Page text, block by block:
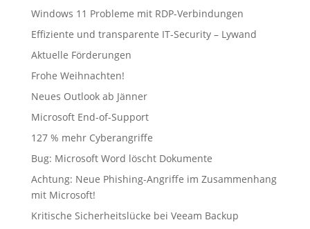
Windows 11 Probleme mit RDP-Verbindungen
Effiziente und transparente IT-Security – Lywand
Aktuelle Förderungen
Frohe Weihnachten!
Neues Outlook ab Jänner
Microsoft End-of-Support
127 % mehr Cyberangriffe
Bug: Microsoft Word löscht Dokumente
Achtung: Neue Phishing-Angriffe im Zusammenhang
mit Microsoft!
Kritische Sicherheitslücke bei Veeam Backup